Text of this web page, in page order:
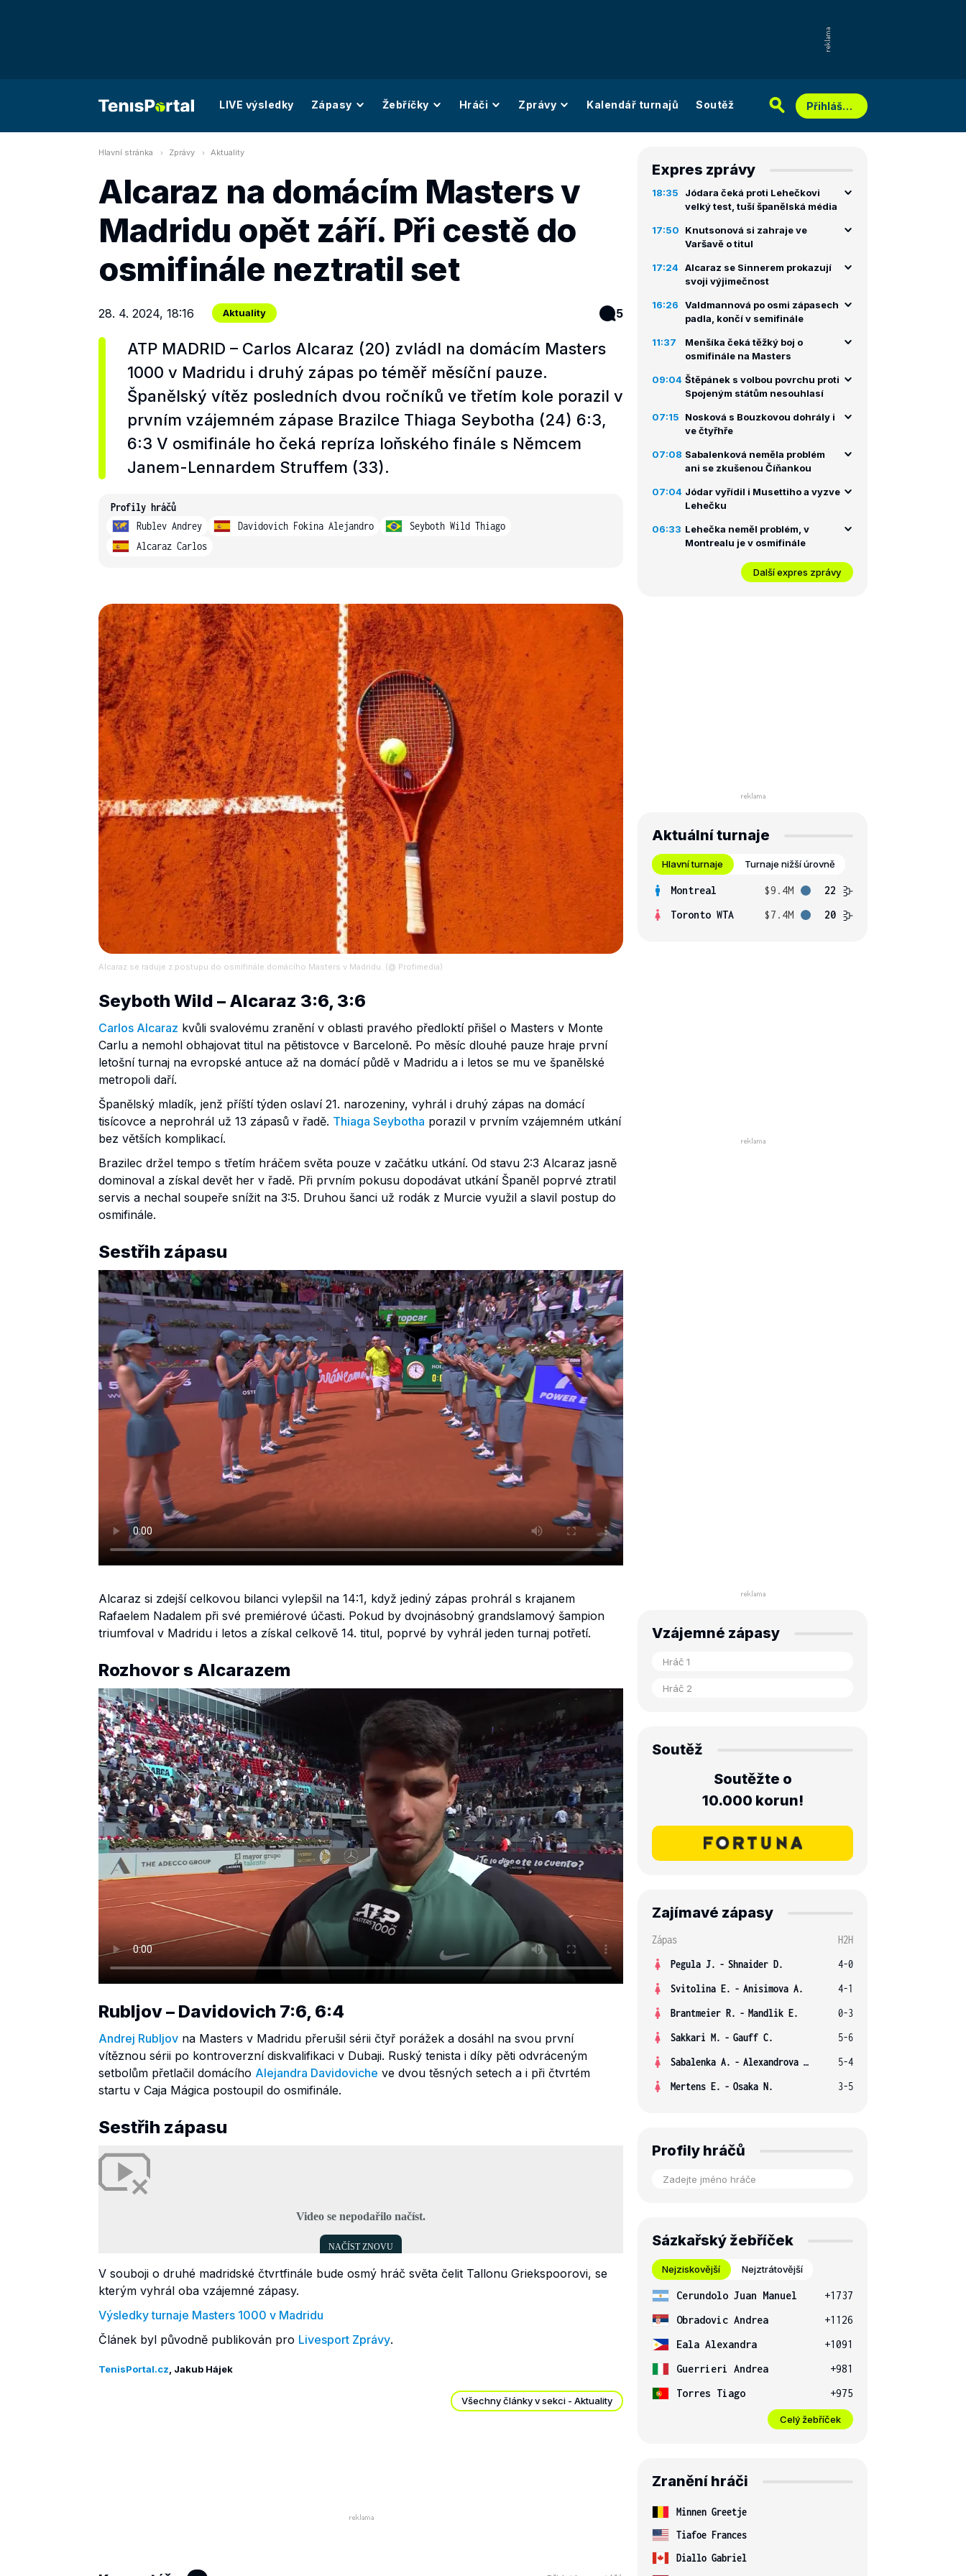
LIVE výsledky Zápasy Žebříčky Hráči Zprávy Kalendář turnajů Soutěž Přihlášení
Hlavní stránka Zprávy Aktuality
Alcaraz na domácím Masters v
Madridu opět září. Při cestě do
osmifinále neztratil set
28. 4. 2024, 18:16 Aktuality 5
ATP MADRID – Carlos Alcaraz (20) zvládl na domácím Masters
1000 v Madridu i druhý zápas po téměř měsíční pauze.
Španělský vítěz posledních dvou ročníků ve třetím kole porazil v
prvním vzájemném zápase Brazilce Thiaga Seybotha (24) 6:3,
6:3 V osmifinále ho čeká repríza loňského finále s Němcem
Janem-Lennardem Struffem (33).
Profily hráčů
Rublev Andrey
Davidovich Fokina Alejandro
Seyboth Wild Thiago
Alcaraz Carlos
Alcaraz se raduje z postupu do osmifinále domácího Masters v Madridu. (@ Profimedia)
Seyboth Wild – Alcaraz 3:6, 3:6
Carlos Alcaraz kvůli svalovému zranění v oblasti pravého předloktí přišel o Masters v Monte
Carlu a nemohl obhajovat titul na pětistovce v Barceloně. Po měsíc dlouhé pauze hraje první
letošní turnaj na evropské antuce až na domácí půdě v Madridu a i letos se mu ve španělské
metropoli daří.
Španělský mladík, jenž příští týden oslaví 21. narozeniny, vyhrál i druhý zápas na domácí
tisícovce a neprohrál už 13 zápasů v řadě. Thiaga Seybotha porazil v prvním vzájemném utkání
bez větších komplikací.
Brazilec držel tempo s třetím hráčem světa pouze v začátku utkání. Od stavu 2:3 Alcaraz jasně
dominoval a získal devět her v řadě. Při prvním pokusu dopodávat utkání Španěl poprvé ztratil
servis a nechal soupeře snížit na 3:5. Druhou šanci už rodák z Murcie využil a slavil postup do
osmifinále.
Sestřih zápasu
Alcaraz si zdejší celkovou bilanci vylepšil na 14:1, když jediný zápas prohrál s krajanem
Rafaelem Nadalem při své premiérové účasti. Pokud by dvojnásobný grandslamový šampion
triumfoval v Madridu i letos a získal celkově 14. titul, poprvé by vyhrál jeden turnaj potřetí.
Rozhovor s Alcarazem
Rubljov – Davidovich 7:6, 6:4
Andrej Rubljov na Masters v Madridu přerušil sérii čtyř porážek a dosáhl na svou první
vítěznou sérii po kontroverzní diskvalifikaci v Dubaji. Ruský tenista i díky pěti odvráceným
setbolům přetlačil domácího Alejandra Davidoviche ve dvou těsných setech a i při čtvrtém
startu v Caja Mágica postoupil do osmifinále.
Sestřih zápasu
V souboji o druhé madridské čtvrtfinále bude osmý hráč světa čelit Tallonu Griekspoorovi, se
kterým vyhrál oba vzájemné zápasy.
Výsledky turnaje Masters 1000 v Madridu
Článek byl původně publikován pro Livesport Zprávy.
TenisPortal.cz, Jakub Hájek
Všechny články v sekci - Aktuality
Expres zprávy
18:35
Jódara čeká proti Lehečkovi
velký test, tuší španělská média
17:50
Knutsonová si zahraje ve
Varšavě o titul
17:24 Alcaraz se Sinnerem prokazují
svoji výjimečnost
16:26
Valdmannová po osmi zápasech
padla, končí v semifinále
11:37
Menšíka čeká těžký boj o
osmifinále na Masters
09:04 Štěpánek s volbou povrchu proti
Spojeným státům nesouhlasí
07:15
Nosková s Bouzkovou dohrály i
ve čtyřhře
07:08 Sabalenková neměla problém
ani se zkušenou Číňankou
07:04 Jódar vyřídil i Musettiho a vyzve
Lehečku
06:33 Lehečka neměl problém, v
Montrealu je v osmifinále
Další expres zprávy
Aktuální turnaje
Hlavní turnaje Turnaje nižší úrovně
Montreal $9.4M
22
Toronto WTA
$7.4M 20
Vzájemné zápasy
Soutěž
Soutěžte o
10.000 korun!
Zajímavé zápasy
Zápas
H2H
Pegula J. - Shnaider D.
4-0
Svitolina E. - Anisimova A.
4-1
Brantmeier R. - Mandlik E.
0-3
Sakkari M. - Gauff C.
5-6
Sabalenka A. - Alexandrova E.
5-4
Mertens E. - Osaka N. 3-5
Profily hráčů
Sázkařský žebříček
Nejziskovější Nejztrátovější
Cerundolo Juan Manuel
+1737
Obradovic Andrea
+1126
Eala Alexandra
+1091
Guerrieri Andrea
+981
Torres Tiago
+975
Celý žebříček
Zranění hráči
Minnen Greetje
Tiafoe Frances
Diallo Gabriel